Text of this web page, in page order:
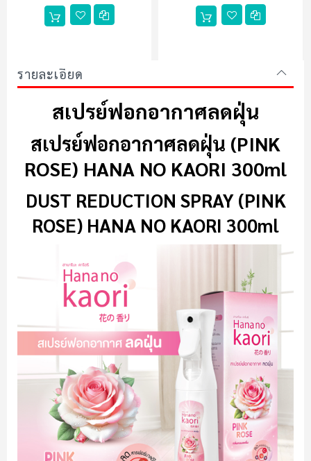
รายละเอียด
สเปรย์ฟอกอากาศลดฝุ่น
สเปรย์ฟอกอากาศลดฝุ่น (PINK
ROSE) HANA NO KAORI 300ml
DUST REDUCTION SPRAY (PINK
ROSE) HANA NO KAORI 300ml